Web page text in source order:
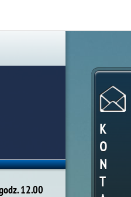
K
O
N
T
12.00